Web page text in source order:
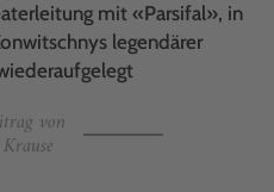
mit «Parsifal», in
legendärer
von